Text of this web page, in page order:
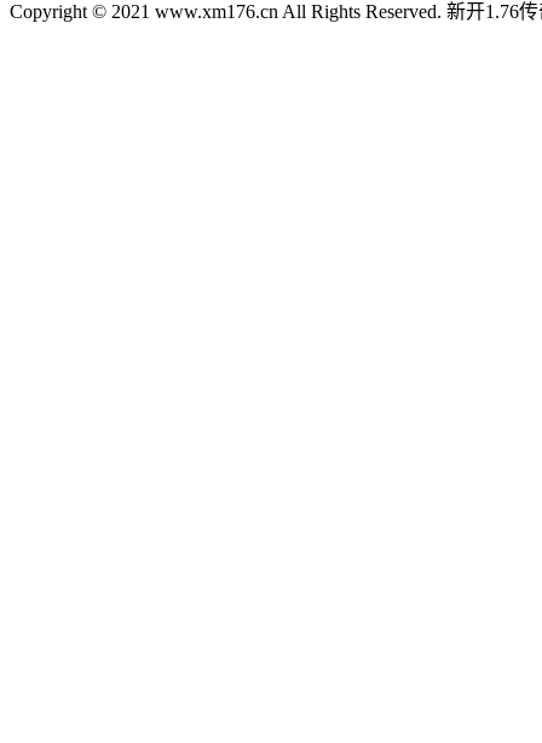
Copyright © 2021 www.xm176.cn All Rights Reserved. 新开1.76